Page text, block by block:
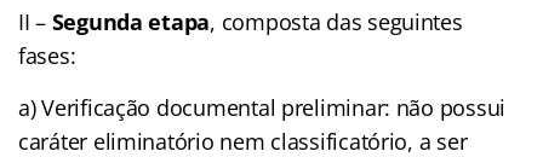
II –Segunda etapa, composta das seguintes
fases:
a) Verificação documental preliminar: não possui
caráter eliminatório nem classificatório, a ser